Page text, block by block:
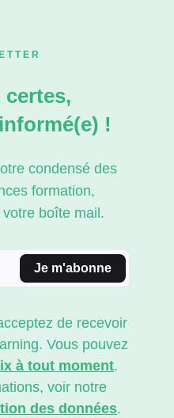
certes,
!
condensé des
formation,
boîte mail.
Je m'abonne
de recevoir
Vous pouvez
à tout moment.
voir notre
des données.